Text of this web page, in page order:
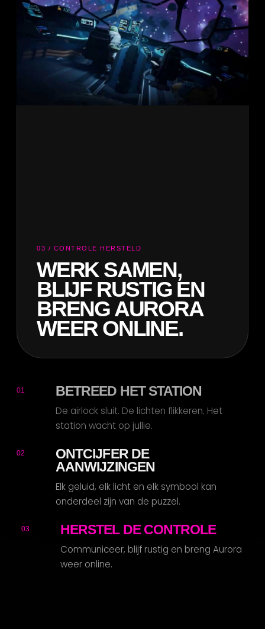
03 / CONTROLE HERSTELD
WERK SAMEN,
BLIJF RUSTIG EN
BRENG AURORA
WEER ONLINE.
01 BETREED HET STATION
De airlock sluit. De lichten flikkeren. Het
station wacht op jullie.
02
ONTCIJFER DE
AANWIJZINGEN
Elk geluid, elk licht en elk symbool kan
onderdeel zijn van de puzzel.
03 HERSTEL DE CONTROLE
Communiceer, blijf rustig en breng Aurora
weer online.